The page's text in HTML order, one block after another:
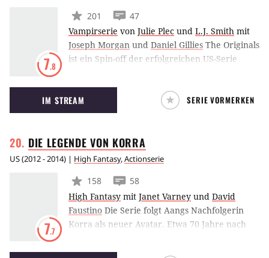
7.8
201
47
Vampirserie von Julie Plec und L.J. Smith mit
Joseph Morgan und Daniel Gillies The Originals
ist ein Spin-off der erfolgreichen US-Serie
Mikaelson in den Vordergrund. Der Hybrid
Klaus kehrt nach New Orleans zurück, einer
Stadt, die er damals mitbegründet hat. Seine
Vampire Diaries werden ebenfalls Teil der
neuen Serie sein.
IM STREAM SERIE VORMERKEN
DIE LEGENDE VON KORRA
US(2012 - 2014) | High Fantasy,Actionserie
7.7
158
58
High Fantasy mit Janet Varney und David
Faustino Die Serie folgt Aangs Nachfolgerin
Korra als neuer Avatar. Etwa 70 Jahre nach
Elemente” haben die vier Nationen unter